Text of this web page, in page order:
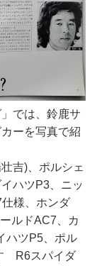
では、鈴鹿サ
ーを写真で紹
吉)、ポルシェ
ハツP3、ニッ
様、ホンダ
ルドAC7、カ
ハツP5、ポル
ゞR6スパイダ